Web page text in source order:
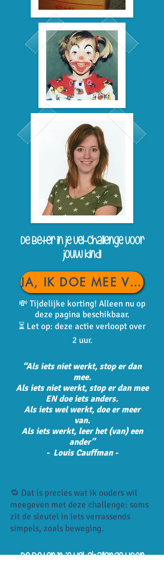
De Beter in je vel-challenge voor
jouw kind!
JA, IK DOE MEE VOOR €17,-
💸 Tijdelijke korting! Alleen nu op
deze pagina beschikbaar.
⏳ Let op: deze actie verloopt over
2 uur.
“Als iets niet werkt, stop er dan
mee.
Als iets niet werkt, stop er dan mee
EN doe iets anders.
Als iets wel werkt, doe er meer
van.
Als iets werkt, leer het (van) een
ander”
- Louis Cauffman -
🔁 Dat is precies wat ik ouders wil
meegeven met deze challenge: soms
zit de sleutel in iets verrassends
simpels, zoals beweging.
De Beter in je vel-challenge voor